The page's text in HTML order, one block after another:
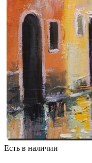
Есть в наличии